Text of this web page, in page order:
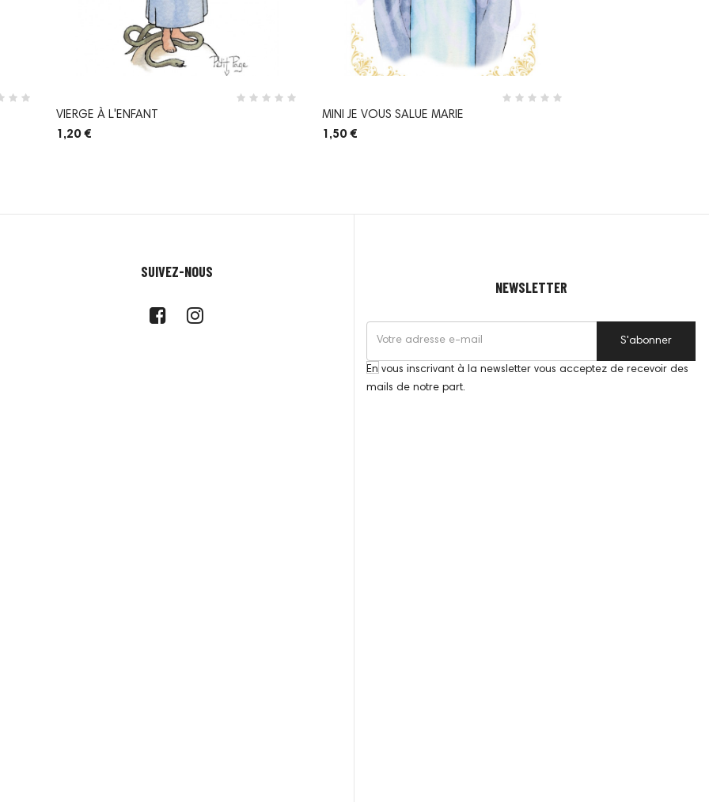
VIERGE À L'ENFANT
1,20 €
MINI JE VOUS SALUE MARIE
1,50 €
SUIVEZ-NOUS
NEWSLETTER
S'abonner
En vous inscrivant à la newsletter vous acceptez de recevoir des
mails de notre part.